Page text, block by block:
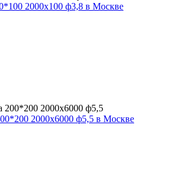
2000х100 ф3,8 в Москве
2000х6000 ф5,5 в Москве